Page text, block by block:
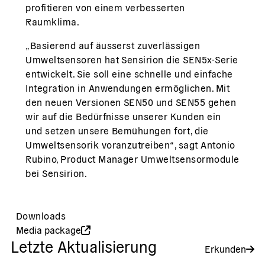
profitieren von einem verbesserten
Raumklima.
„Basierend auf äusserst zuverlässigen
Umweltsensoren hat Sensirion die SEN5x-Serie
entwickelt. Sie soll eine schnelle und einfache
Integration in Anwendungen ermöglichen. Mit
den neuen Versionen SEN50 und SEN55 gehen
wir auf die Bedürfnisse unserer Kunden ein
und setzen unsere Bemühungen fort, die
Umweltsensorik voranzutreiben“, sagt Antonio
Rubino, Product Manager Umweltsensormodule
bei Sensirion.
Downloads
Media package
Letzte Aktualisierung Erkunden